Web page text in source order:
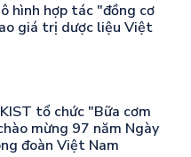
hình hợp tác "đồng cơ
giá trị dược liệu Việt
tổ chức "Bữa cơm
mừng 97 năm Ngày
đoàn Việt Nam